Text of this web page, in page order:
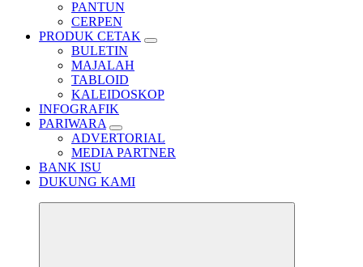
PANTUN
CERPEN
PRODUK CETAK
BULETIN
MAJALAH
TABLOID
KALEIDOSKOP
INFOGRAFIK
PARIWARA
ADVERTORIAL
MEDIA PARTNER
BANK ISU
DUKUNG KAMI